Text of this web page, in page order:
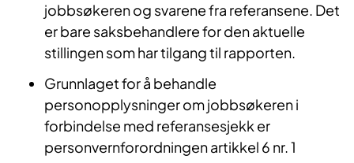
jobbsøkeren og svarene fra referansene. Det
er bare saksbehandlere for den aktuelle
stillingen som har tilgang til rapporten.
Grunnlaget for å behandle
personopplysninger om jobbsøkeren i
forbindelse med referansesjekk er
personvernforordningen artikkel 6 nr. 1